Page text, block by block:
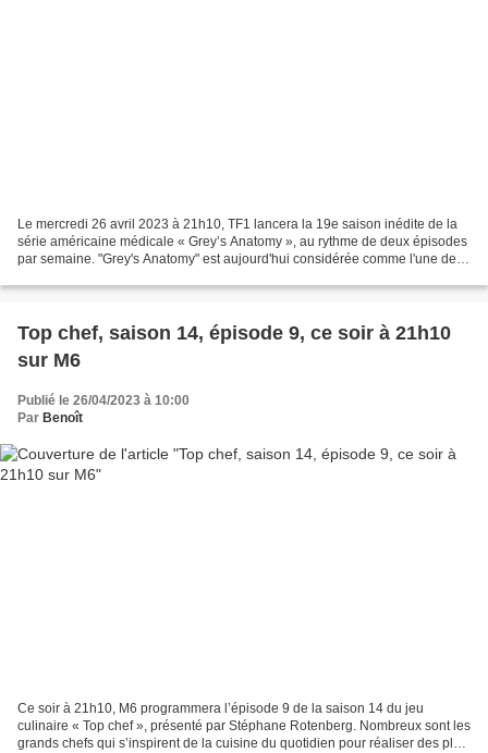
Le mercredi 26 avril 2023 à 21h10, TF1 lancera la 19e saison inédite de la
série américaine médicale « Grey’s Anatomy », au rythme de deux épisodes
par semaine. "Grey's Anatomy" est aujourd'hui considérée comme l'une des
Top chef, saison 14, épisode 9, ce soir à 21h10
sur M6
Publié le 26/04/2023 à 10:00
Par Benoît
Ce soir à 21h10, M6 programmera l’épisode 9 de la saison 14 du jeu
culinaire « Top chef », présenté par Stéphane Rotenberg. Nombreux sont les
grands chefs qui s’inspirent de la cuisine du quotidien pour réaliser des plats